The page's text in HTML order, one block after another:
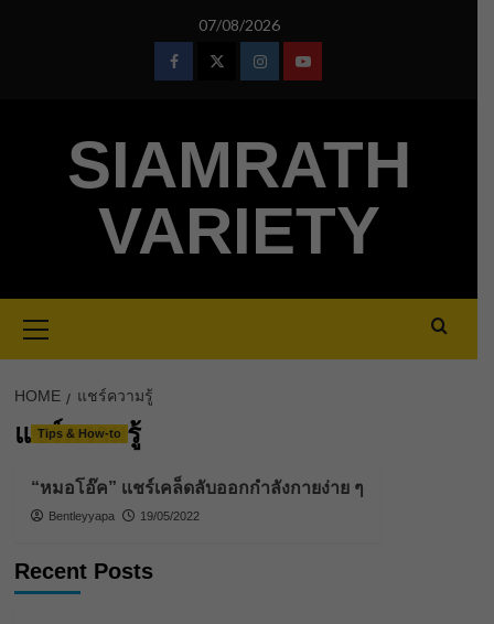
07/08/2026
FacebookTwitterInstagramYoutube
SIAMRATH
VARIETY
Menu
HOME แชร์ความรู้
แชร์ความรู้
Tips & How-to
“หมอโอ๊ค” เเชร์เคล็ดลับออกกำลังกายง่าย ๆ
Bentleyyapa 19/05/2022
Recent Posts